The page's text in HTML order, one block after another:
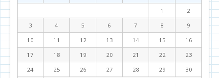
1
2
3
4 5 6 7 8
9
10
11 12 13 14 15
16
17
18 19 20 21 22
23
24
25 26 27 28 29
30